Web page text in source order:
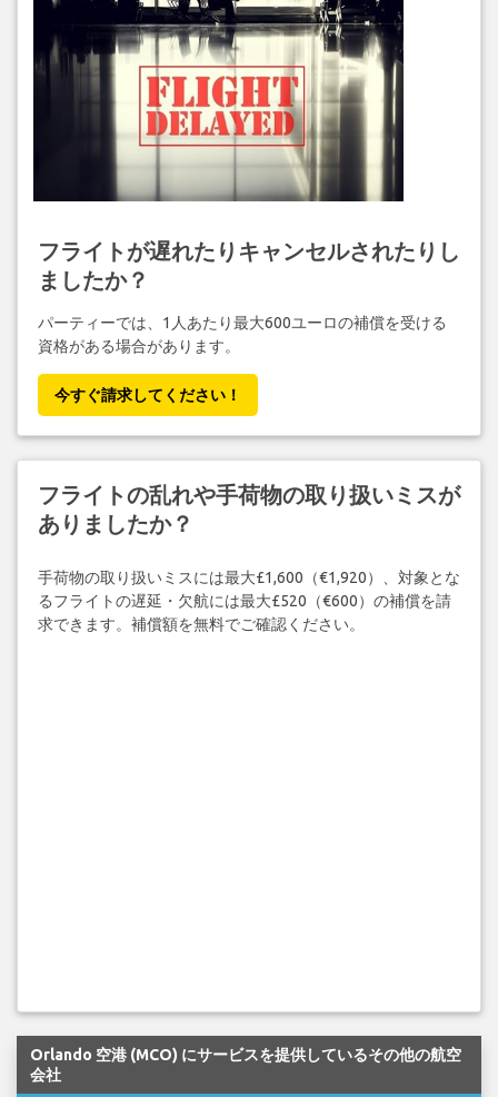
フライトが遅れたりキャンセルされたりし
ましたか？
パーティーでは、1人あたり最大600ユーロの補償を受ける
資格がある場合があります。
今すぐ請求してください！
フライトの乱れや手荷物の取り扱いミスが
ありましたか？
手荷物の取り扱いミスには最大£1,600（€1,920）、対象とな
るフライトの遅延・欠航には最大£520（€600）の補償を請
求できます。補償額を無料でご確認ください。
Orlando 空港 (MCO) にサービスを提供しているその他の航空
会社